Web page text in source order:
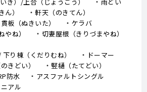
）
軒天（のきてん）
貫板（ぬきいた）
ケラバ
ね）
切妻屋根（きりづまやね）
り棟（くだりむね）
ドーマー
きどい）
竪樋（たてどい）
防水
アスファルトシングル
アル